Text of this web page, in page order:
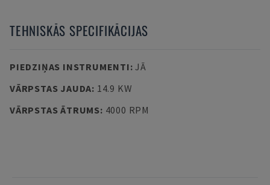
TEHNISKĀS SPECIFIKĀCIJAS
PIEDZIŅAS INSTRUMENTI:JĀ
VĀRPSTAS JAUDA: 14.9 KW
VĀRPSTAS ĀTRUMS: 4000 RPM